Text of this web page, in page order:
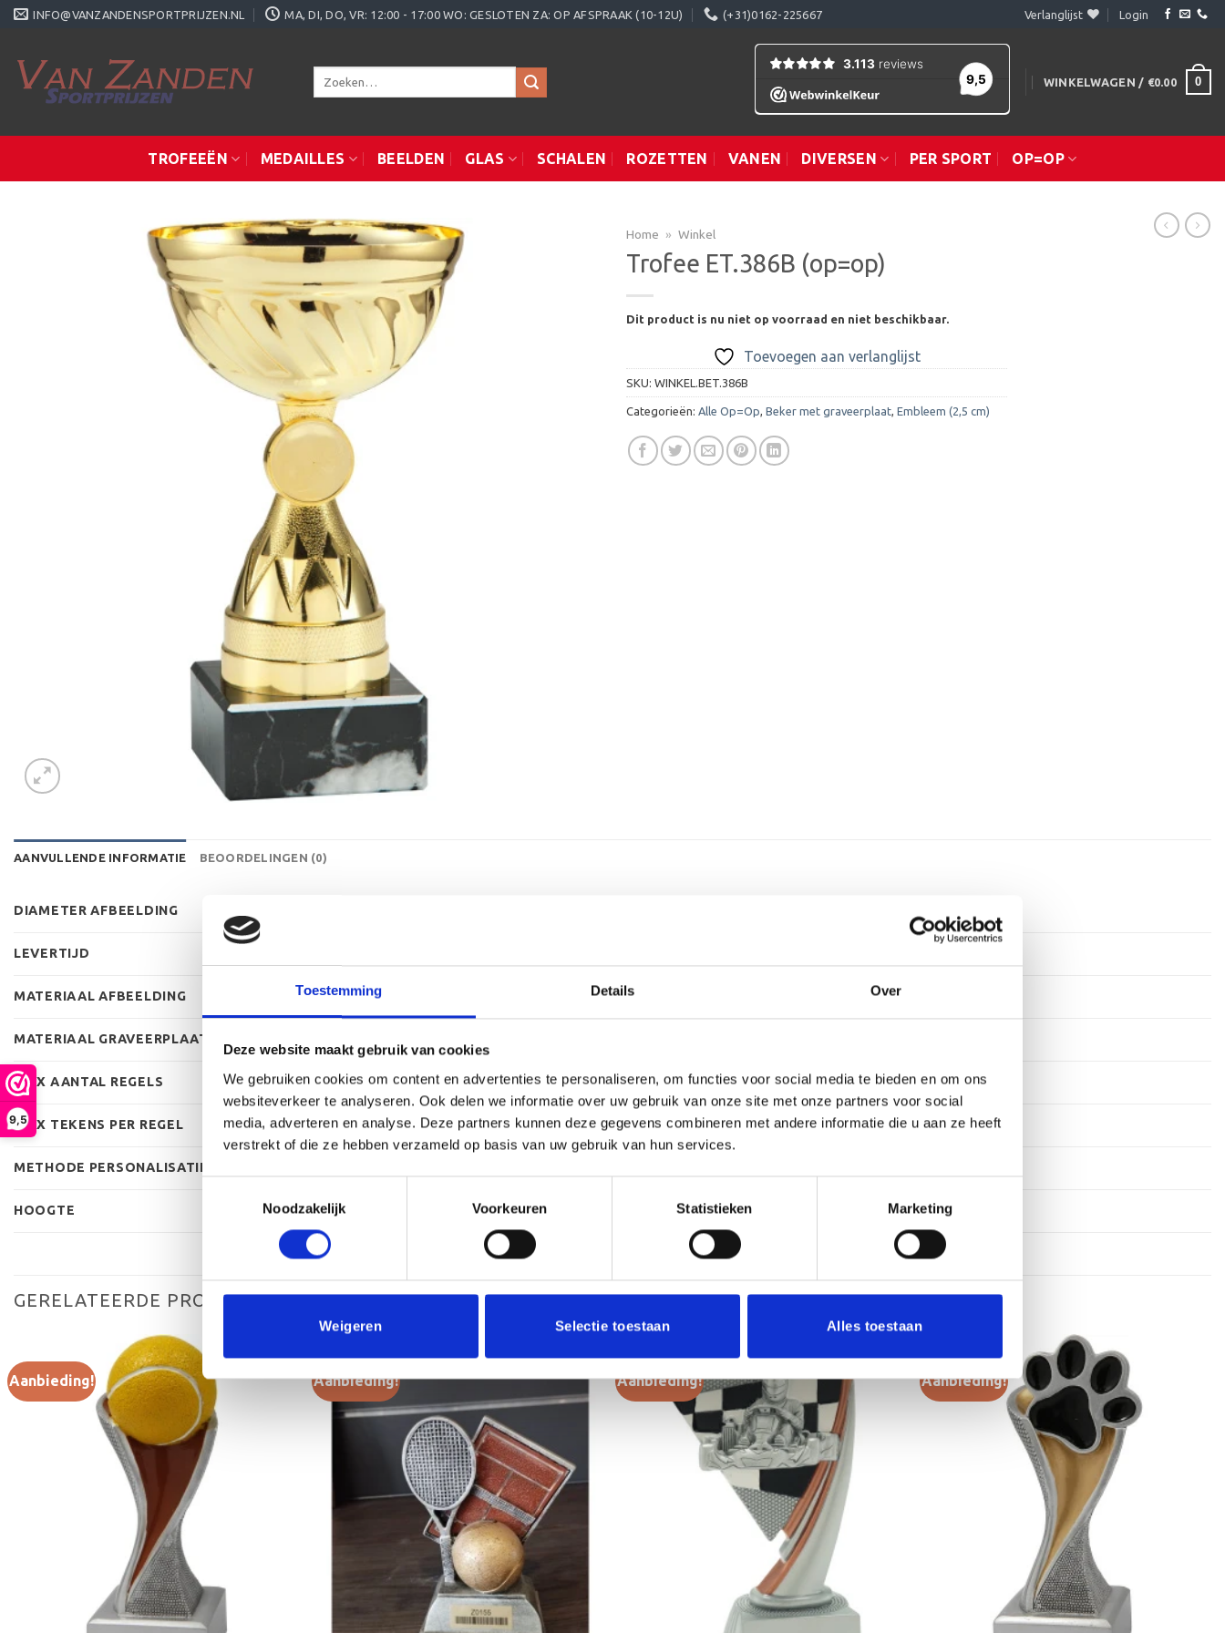
Toestemming Details Over
Deze website maakt gebruik van cookies
We gebruiken cookies om content en advertenties te personaliseren, om functies voor social media te bieden en om ons
websiteverkeer te analyseren. Ook delen we informatie over uw gebruik van onze site met onze partners voor social
media, adverteren en analyse. Deze partners kunnen deze gegevens combineren met andere informatie die u aan ze heeft
verstrekt of die ze hebben verzameld op basis van uw gebruik van hun services.
Noodzakelijk
Voorkeuren Statistieken Marketing
Weigeren Selectie toestaan Alles toestaan
9,5
Ga
INFO@VANZANDENSPORTPRIJZEN.NL MA, DI, DO, VR: 12:00 - 17:00 WO: GESLOTEN ZA: OP AFSPRAAK (10-12U) (+31)0162-225667 Verlanglijst Login
Zoeken
WINKELWAGEN / €0.00 0
TROFEEËN MEDAILLES BEELDEN GLAS SCHALEN ROZETTEN VANEN DIVERSEN PER SPORT OP=OP
Home » Winkel
Trofee ET.386B (op=op)
Dit product is nu niet op voorraad en niet beschikbaar.
Toevoegen aan verlanglijst
SKU: WINKEL.BET.386B
Categorieën: Alle Op=Op Beker met graveerplaat Embleem (2,5 cm)
AANVULLENDE INFORMATIE BEOORDELINGEN (0)
DIAMETER AFBEELDING
LEVERTIJD
MATERIAAL AFBEELDING Aluminium
MATERIAAL GRAVEERPLAAT
MAX AANTAL REGELS 3 regels
MAX TEKENS PER REGEL 30 leestekens
METHODE PERSONALISATIE
HOOGTE 12 cm, 14 cm, 15 cm, 17 cm, 19 cm, 20 cm
GERELATEERDE PRODUCTEN
Aanbieding! Aanbieding!
verlanglijst
Aanbieding!
Toevoegen
verlanglijst
Aanbieding!
Toevoegen